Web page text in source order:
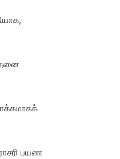
பயண